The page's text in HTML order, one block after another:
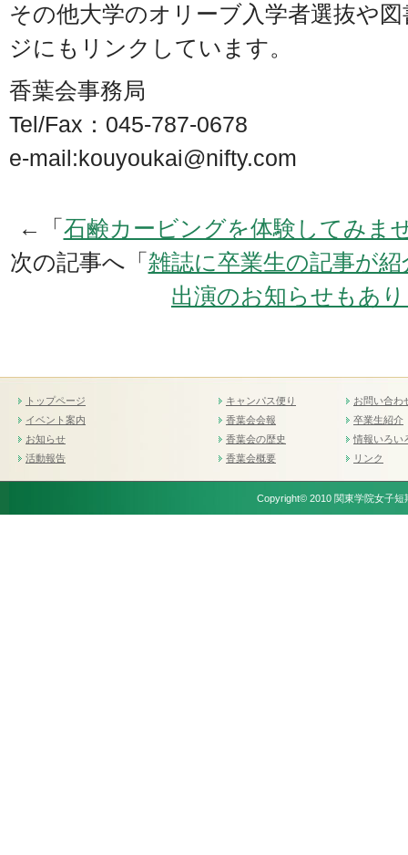
その他大学のオリーブ入学者選抜や
ジにもリンクしています。
香葉会事務局
Tel/Fax：045-787-0678
e-mail:kouyoukai@nifty.com
←「 石鹸カービングを体験してみま
次の記事へ「 雑誌に卒業生の記事が
出演のお知らせもあ
トップページ
イベント案内
お知らせ
活動報告
キャンパス便り
香葉会会報
香葉会の歴史
香葉会概要
お問い合わ
卒業生紹介
情報いろい
リンク
Copyright© 2010 関東学院女子